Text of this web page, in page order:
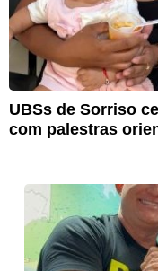
UBSs de Sorriso
com palestras